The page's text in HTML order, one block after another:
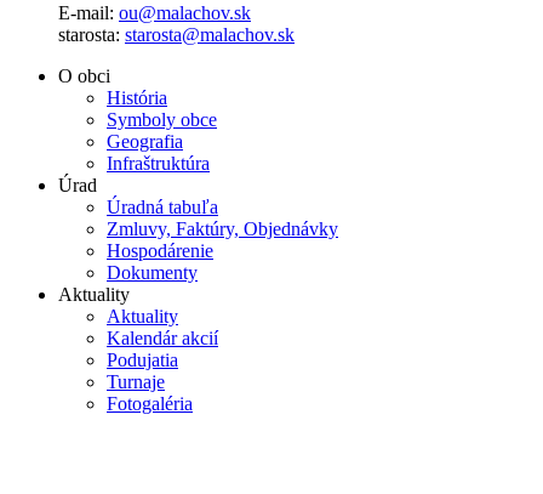
E-mail: ou@malachov.sk
starosta: starosta@malachov.sk
O obci
História
Symboly obce
Geografia
Infraštruktúra
Úrad
Úradná tabuľa
Zmluvy, Faktúry, Objednávky
Hospodárenie
Dokumenty
Aktuality
Aktuality
Kalendár akcií
Podujatia
Turnaje
Fotogaléria